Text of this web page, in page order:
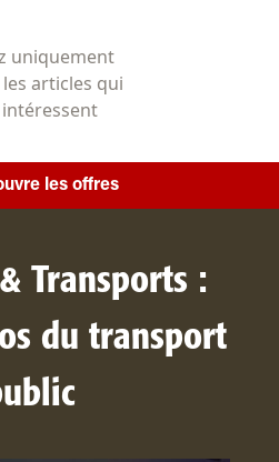
uniquement
articles qui
les offres
Transports :
du transport